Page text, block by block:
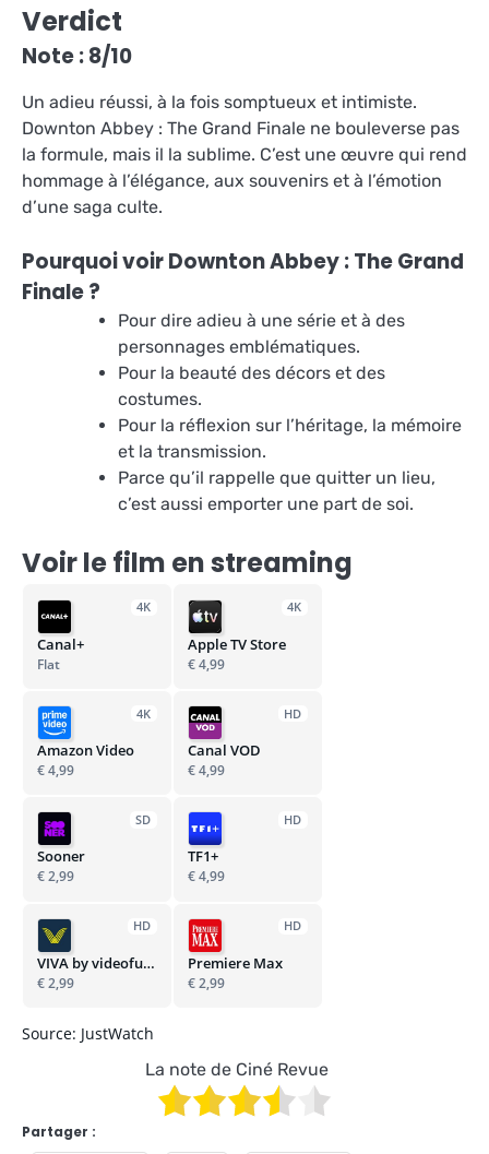
Verdict
Note : 8/10
Un adieu réussi, à la fois somptueux et intimiste.
Downton Abbey : The Grand Finale ne bouleverse pas
la formule, mais il la sublime. C’est une œuvre qui rend
hommage à l’élégance, aux souvenirs et à l’émotion
d’une saga culte.
Pourquoi voir Downton Abbey : The Grand
Finale ?
Pour dire adieu à une série et à des
personnages emblématiques.
Pour la beauté des décors et des
costumes.
Pour la réflexion sur l’héritage, la mémoire
et la transmission.
Parce qu’il rappelle que quitter un lieu,
c’est aussi emporter une part de soi.
Voir le film en streaming
4K
Canal+
Flat
4K
Apple TV Store
€ 4,99
4K
Amazon Video
€ 4,99
HD
Canal VOD
€ 4,99
SD
Sooner
€ 2,99
HD
TF1+
€ 4,99
HD
VIVA by videofutur
€ 2,99
HD
Premiere Max
€ 2,99
Source: JustWatch
La note de Ciné Revue
Partager :